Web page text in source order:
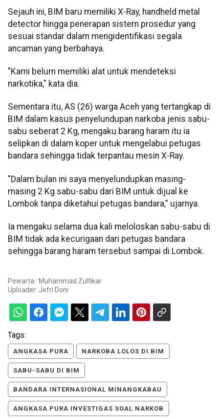
Sejauh ini, BIM baru memiliki X-Ray, handheld metal
detector hingga penerapan sistem prosedur yang
sesuai standar dalam mengidentifikasi segala
ancaman yang berbahaya.
"Kami belum memiliki alat untuk mendeteksi
narkotika," kata dia.
Sementara itu, AS (26) warga Aceh yang tertangkap di
BIM dalam kasus penyelundupan narkoba jenis sabu-
sabu seberat 2 Kg, mengaku barang haram itu ia
selipkan di dalam koper untuk mengelabui petugas
bandara sehingga tidak terpantau mesin X-Ray.
"Dalam bulan ini saya menyelundupkan masing-
masing 2 Kg sabu-sabu dari BIM untuk dijual ke
Lombok tanpa diketahui petugas bandara," ujarnya.
Ia mengaku selama dua kali meloloskan sabu-sabu di
BIM tidak ada kecurigaan dari petugas bandara
sehingga barang haram tersebut sampai di Lombok.
Pewarta : Muhammad Zulfikar
Uploader: Jefri Doni
Tags:
ANGKASA PURA NARKOBA LOLOS DI BIM
SABU-SABU DI BIM
BANDARA INTERNASIONAL MINANGKABAU
ANGKASA PURA INVESTIGAS SOAL NARKOB